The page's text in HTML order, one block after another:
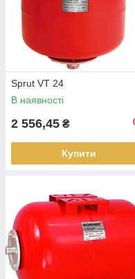
Sprut VT 24
В наявності
2 556,45 ₴
Купити